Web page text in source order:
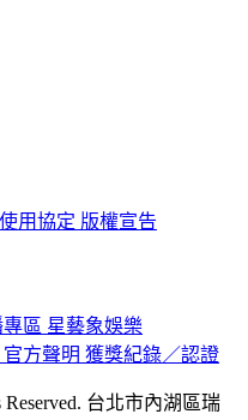
用協定 版權宣告
區 星藝象娛樂
官方聲明 獲獎紀錄／認證
台北市內湖區瑞